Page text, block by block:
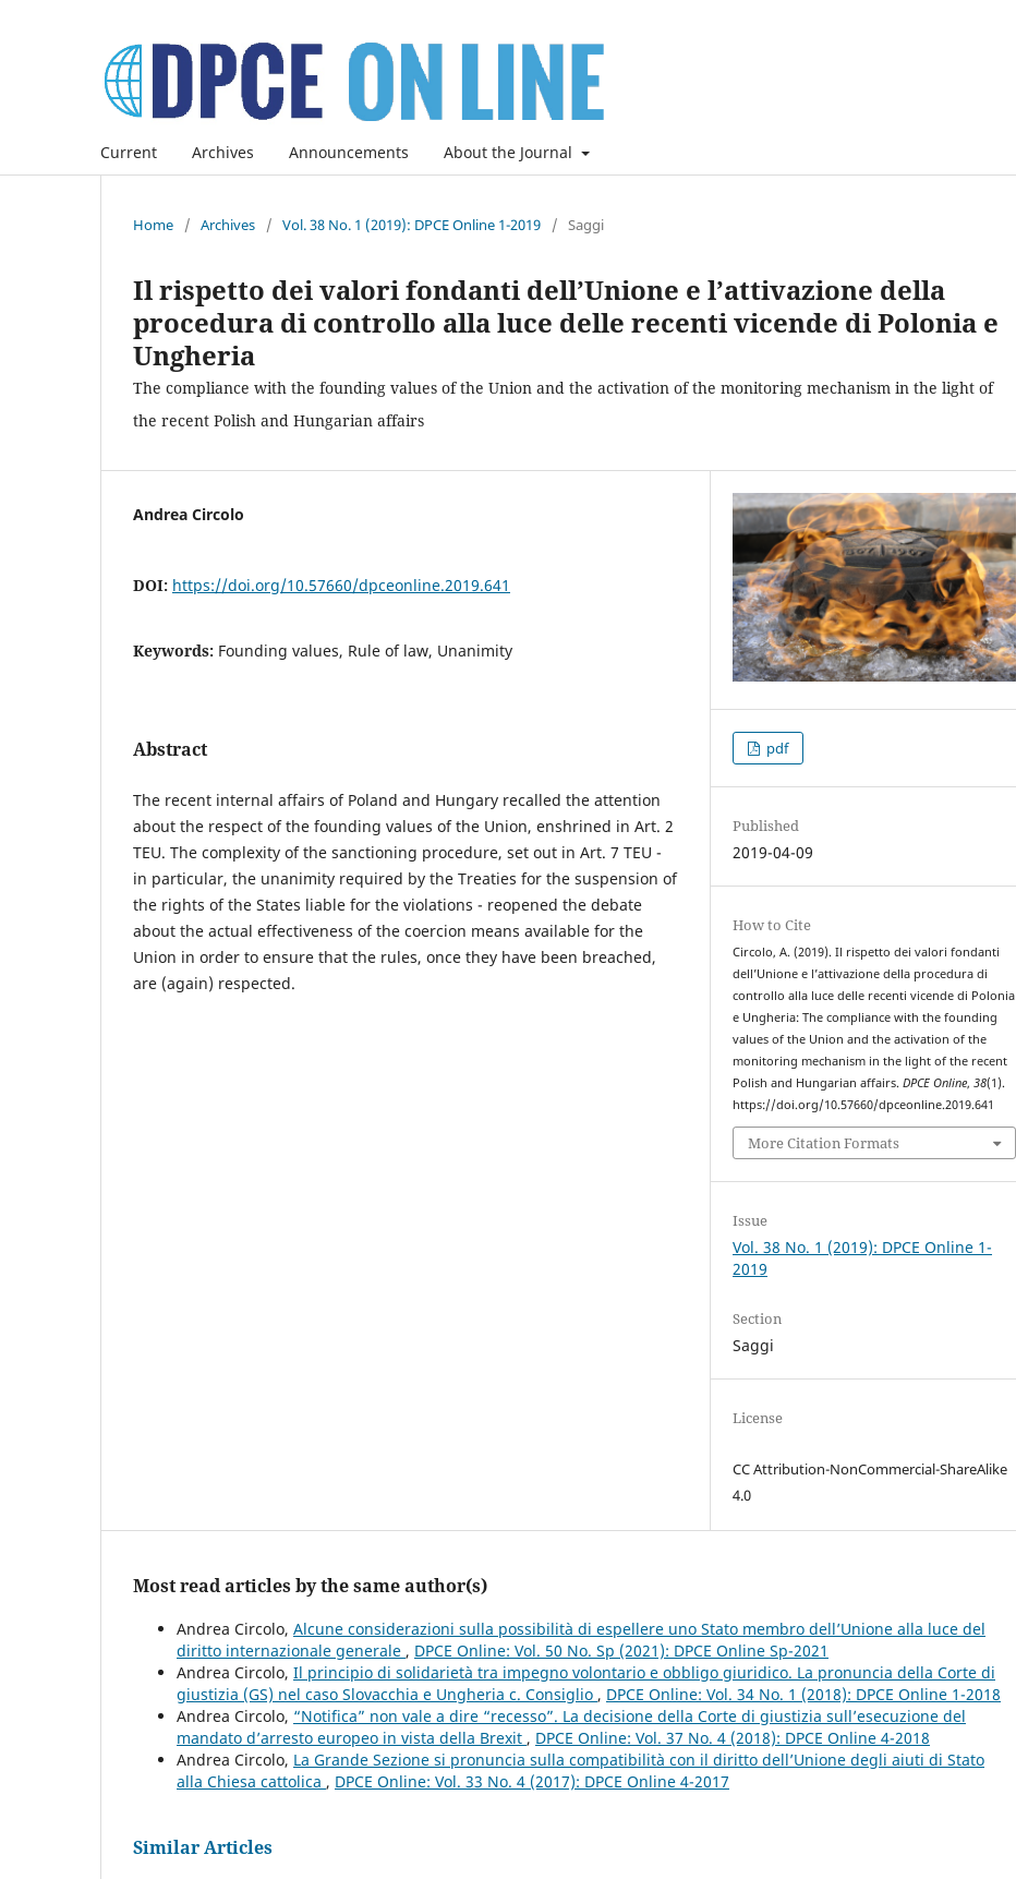
Current Archives Announcements About the Journal
Home / Archives / Vol. 38 No. 1 (2019): DPCE Online 1-2019 / Saggi
Il rispetto dei valori fondanti dell’Unione e l’attivazione della
procedura di controllo alla luce delle recenti vicende di Polonia e
Ungheria
The compliance with the founding values of the Union and the activation of the monitoring mechanism in the light of
the recent Polish and Hungarian affairs
Andrea Circolo
DOI: https://doi.org/10.57660/dpceonline.2019.641
Keywords: Founding values, Rule of law, Unanimity
Abstract
The recent internal affairs of Poland and Hungary recalled the attention
about the respect of the founding values of the Union, enshrined in Art. 2
TEU. The complexity of the sanctioning procedure, set out in Art. 7 TEU -
in particular, the unanimity required by the Treaties for the suspension of
the rights of the States liable for the violations - reopened the debate
about the actual effectiveness of the coercion means available for the
Union in order to ensure that the rules, once they have been breached,
are (again) respected.
pdf
Published
2019-04-09
How to Cite
Circolo, A. (2019). Il rispetto dei valori fondanti
dell’Unione e l’attivazione della procedura di
controllo alla luce delle recenti vicende di Polonia
e Ungheria: The compliance with the founding
values of the Union and the activation of the
monitoring mechanism in the light of the recent
Polish and Hungarian affairs.DPCE Online,38(1).
https://doi.org/10.57660/dpceonline.2019.641
More Citation Formats
Issue
Vol. 38 No. 1 (2019): DPCE Online 1-
2019
Section
Saggi
License
CC Attribution-NonCommercial-ShareAlike
4.0
Most read articles by the same author(s)
Andrea Circolo, Alcune considerazioni sulla possibilità di espellere uno Stato membro dell’Unione alla luce del
diritto internazionale generale , DPCE Online: Vol. 50 No. Sp (2021): DPCE Online Sp-2021
Andrea Circolo, Il principio di solidarietà tra impegno volontario e obbligo giuridico. La pronuncia della Corte di
giustizia (GS) nel caso Slovacchia e Ungheria c. Consiglio , DPCE Online: Vol. 34 No. 1 (2018): DPCE Online 1-2018
Andrea Circolo, “Notifica” non vale a dire “recesso”. La decisione della Corte di giustizia sull’esecuzione del
mandato d’arresto europeo in vista della Brexit , DPCE Online: Vol. 37 No. 4 (2018): DPCE Online 4-2018
Andrea Circolo, La Grande Sezione si pronuncia sulla compatibilità con il diritto dell’Unione degli aiuti di Stato
alla Chiesa cattolica , DPCE Online: Vol. 33 No. 4 (2017): DPCE Online 4-2017
Similar Articles